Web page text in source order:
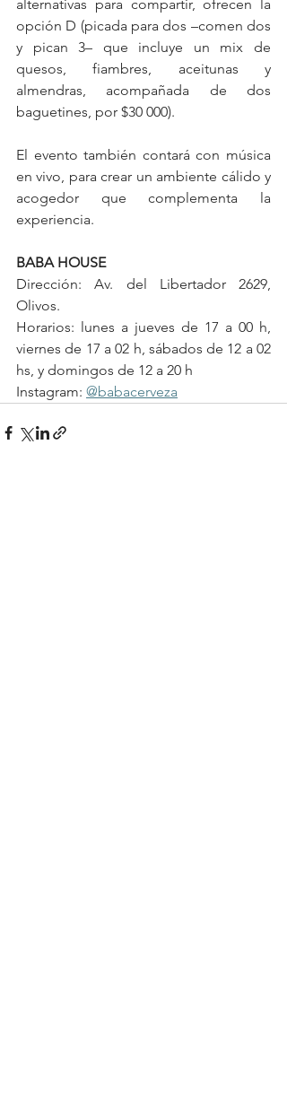
alternativas para compartir, ofrecen la
opción D (picada para dos –comen dos
y pican 3– que incluye un mix de
quesos, fiambres, aceitunas y
almendras, acompañada de dos
baguetines, por $30 000).
El evento también contará con música
en vivo, para crear un ambiente cálido y
acogedor que complementa la
experiencia.
BABA HOUSE
Dirección: Av. del Libertador 2629,
Olivos.
Horarios: lunes a jueves de 17 a 00 h,
viernes de 17 a 02 h, sábados de 12 a 02
hs, y domingos de 12 a 20 h
Instagram: @babacerveza